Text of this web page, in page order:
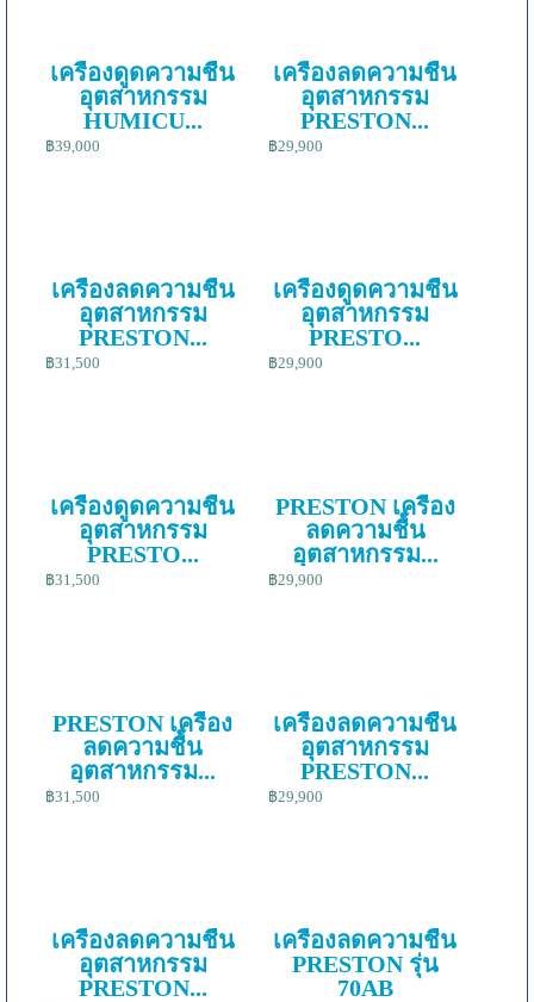
เครื่องดูดความชื้น
อุตสาหกรรม
HUMICU...
฿39,000
เครื่องลดความชื้น
อุตสาหกรรม
PRESTON...
฿29,900
เครื่องลดความชื้น
อุตสาหกรรม
PRESTON...
฿31,500
เครื่องดูดความชื้น
อุตสาหกรรม
PRESTO...
฿29,900
เครื่องดูดความชื้น
อุตสาหกรรม
PRESTO...
฿31,500
PRESTON เครื่อง
ลดความชื้น
อุตสาหกรรม...
฿29,900
PRESTON เครื่อง
ลดความชื้น
อุตสาหกรรม...
฿31,500
เครื่องลดความชื้น
อุตสาหกรรม
PRESTON...
฿29,900
เครื่องลดความชื้น
อุตสาหกรรม
PRESTON...
เครื่องลดความชื้น
PRESTON รุ่น
70AB